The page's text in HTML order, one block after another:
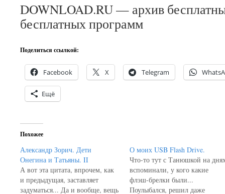
DOWNLOAD.RU — архив
бесплатных программ
Поделиться ссылкой:
Facebook X Telegram
Ещё
Похожее
Александр Зорич. Дети
Онегина и Татьяны. II
А вот эта цитата, впрочем, как
и предыдущая, заставляет
задуматься... Да и вообще, вещь
О моих USB Flash Drive.
Что-то тут с Танюшкой на
вспоминали, у кого какие
флэш-брелки были...
Поулыбался, решил даже